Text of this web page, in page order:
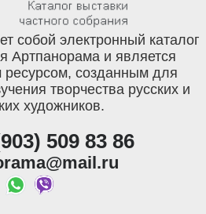
собой электронный каталог
Артпанорама и является
созданным для
творчества русских и
художников.
509 83 86